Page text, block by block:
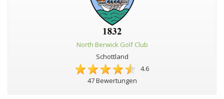
North Berwick Golf Club
Schottland
4.6
47 Bewertungen